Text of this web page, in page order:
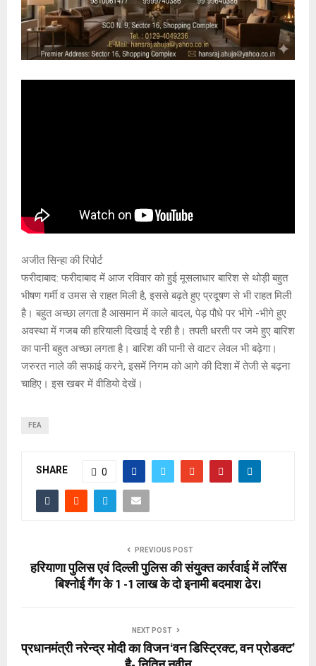
अजीत सिन्हा की रिपोर्ट
फरीदाबाद: फरीदाबाद में आज रविवार को हुई मूसलाधार बारिश से थोड़ी बहुत
भीषण गर्मी व उमस से राहत मिली है, इससे बढ़ते हुए प्रदूषण से भी राहत मिली
है। बहुत अच्छा लगता है आसमान में काले बादल, पेड़ पौधे पर भीगे -भीगे हुए
अवस्था में गजब की हरियाली दिखाई दे रही है। तपती धरती पर जमे हुए बारिश
का पानी बहुत अच्छा लगता है। बारिश की पानी से वाटर लेवल भी बढ़ेगा।
जरुरत नाले की सफाई करने, इसमें निगम को आगे की दिशा में तेजी से बढ़ना
चाहिए। इस खबर में वीडियो देखें।
FEA
SHARE 0
PREVIOUS POST
हरियाणा पुलिस एवं दिल्ली पुलिस की संयुक्त कार्रवाई में लॉरेंस
बिश्नोई गैंग के 1 -1 लाख के दो इनामी बदमाश ढेर।
NEXT POST
प्रधानमंत्री नरेन्द्र मोदी का विजन ‘वन डिस्ट्रिक्ट, वन प्रोडक्ट’